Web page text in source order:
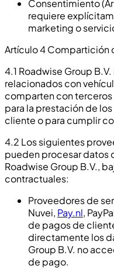
Consentimiento
requiere
marketing o
Artículo 4 Compartición
4.1 Roadwise Group
relacionados con
comparten con
para la prestación de
cliente o para cumplir
4.2 Los siguientes
pueden procesar datos
Roadwise Group B.V.,
contractuales:
Proveedores de
Nuvei, Pay.nl,
de pagos de
directamente los
Group B.V. no
de pago.